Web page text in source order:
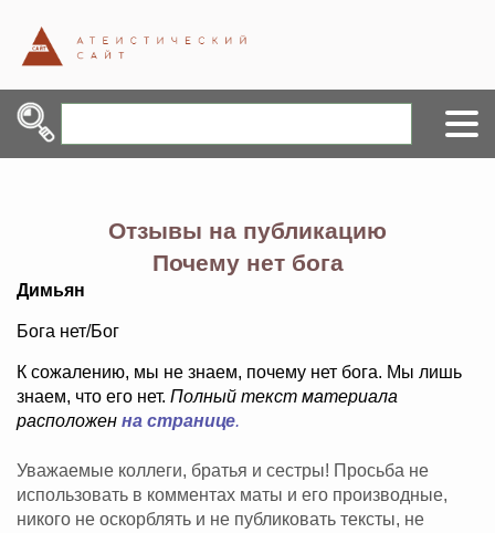
Отзывы на публикацию
Почему нет бога
Димьян
Бога нет/Бог
К сожалению, мы не знаем, почему нет бога. Мы лишь
знаем, что его нет. Полный текст материала
расположен на странице.
Уважаемые коллеги, братья и сестры! Просьба не
использовать в комментах маты и его производные,
никого не оскорблять и не публиковать тексты, не